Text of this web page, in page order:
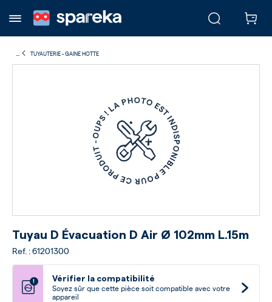
TUYAUTERIE - GAINE HOTTE
Tuyau D Évacuation D Air Ø 102mm L.15m
Ref. : 61201300
! Vérifier la compatibilité
Soyez sûr que cette pièce soit compatible avec votre
appareil